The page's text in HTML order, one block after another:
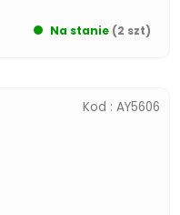
Na stanie (2 szt)
Kod : AY5606